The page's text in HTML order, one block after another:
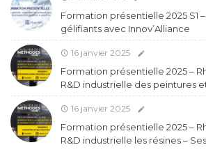
Formation présentielle 2025 S1
gélifiants avec Innov’Alliance
16 janvier 2025
Formation présentielle 2025 –
R&D industrielle des peintures
16 janvier 2025
Formation présentielle 2025 –
R&D industrielle les résines –